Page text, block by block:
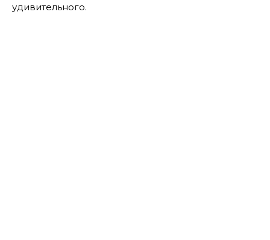
удивительного.